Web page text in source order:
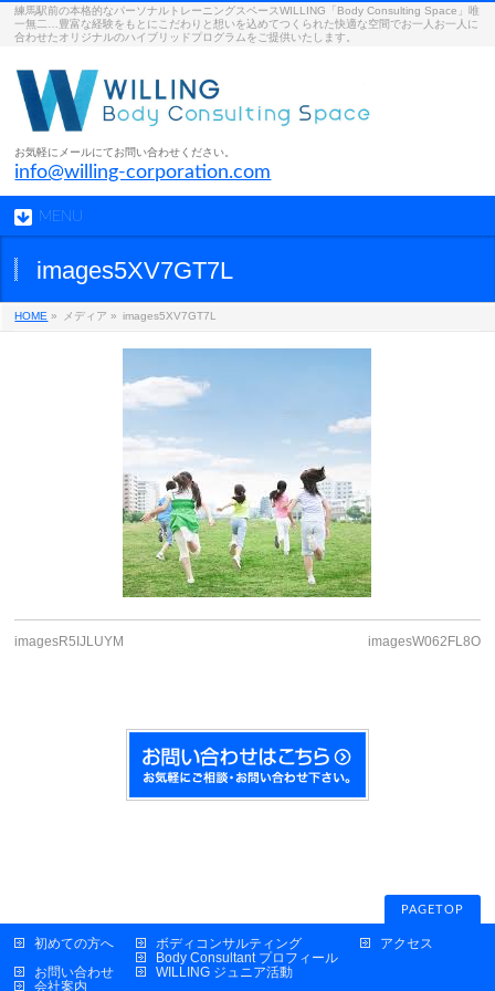
練馬駅前の本格的なパーソナルトレーニングスペースWILLING「Body Consulting Space」唯
一無二…豊富な経験をもとにこだわりと想いを込めてつくられた快適な空間でお一人お一人に
合わせたオリジナルのハイブリッドプログラムをご提供いたします。
お気軽にメールにてお問い合わせください。
info@willing-corporation.com
MENU
images5XV7GT7L
HOME » メディア » images5XV7GT7L
imagesR5IJLUYM imagesW062FL8O
PAGETOP
初めての方へ
ボディコンサルティング
Body Consultant プロフィール
アクセス
お問い合わせ
会社案内
WILLING ジュニア活動